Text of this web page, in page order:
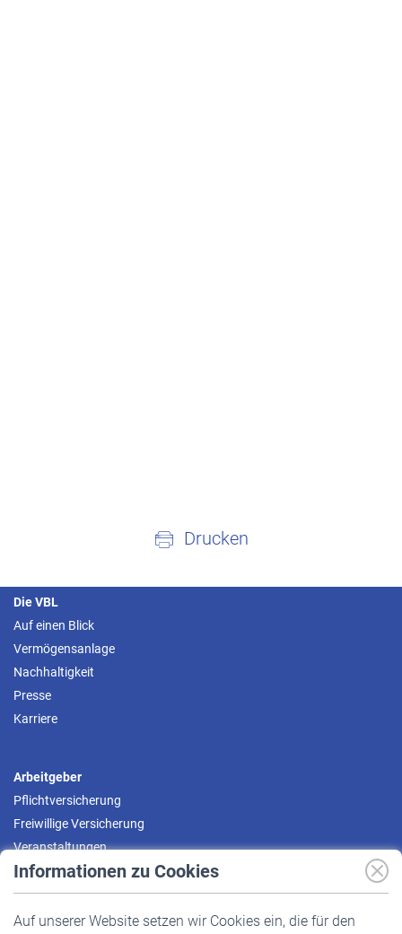
Informationen zu Cookies
Auf unserer Website setzen wir Cookies ein, die für den
Drucken
Die VBL
Auf einen Blick
Vermögensanlage
Nachhaltigkeit
Presse
Karriere
Arbeitgeber
Pflichtversicherung
Freiwillige Versicherung
Veranstaltungen
Pflichtversicherung